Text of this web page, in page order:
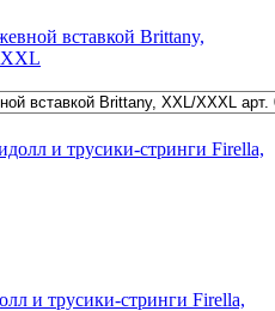
вставкой Brittany,
и трусики-стринги Firella,